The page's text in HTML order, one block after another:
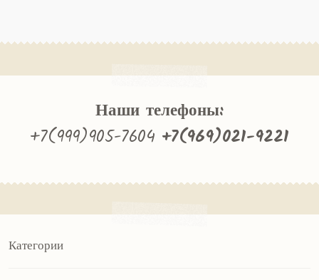
Наши телефоны:
+7(999)905-7604 +7(969)021-9221
Категории